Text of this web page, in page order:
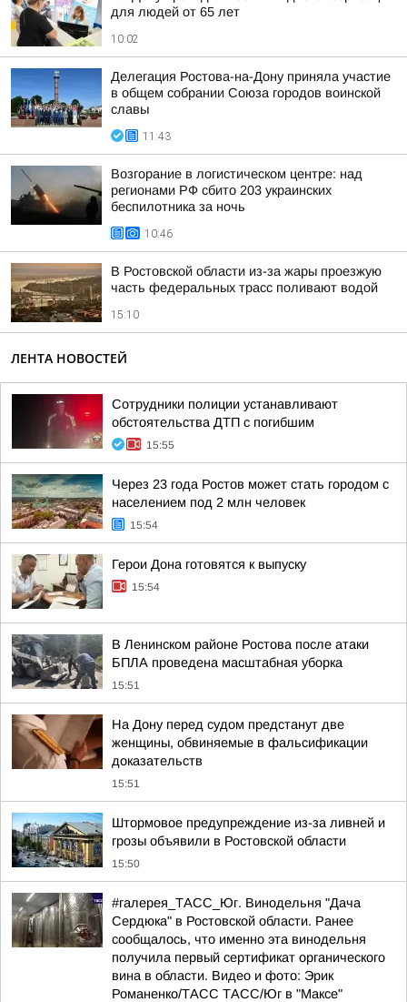
для людей от 65 лет
10:02
Делегация Ростова-на-Дону приняла участие
в общем собрании Союза городов воинской
славы
11:43
Возгорание в логистическом центре: над
регионами РФ сбито 203 украинских
беспилотника за ночь
10:46
В Ростовской области из-за жары проезжую
часть федеральных трасс поливают водой
15:10
ЛЕНТА НОВОСТЕЙ
Сотрудники полиции устанавливают
обстоятельства ДТП с погибшим
15:55
Через 23 года Ростов может стать городом с
населением под 2 млн человек
15:54
Герои Дона готовятся к выпуску
15:54
В Ленинском районе Ростова после атаки
БПЛА проведена масштабная уборка
15:51
На Дону перед судом предстанут две
женщины, обвиняемые в фальсификации
доказательств
15:51
Штормовое предупреждение из-за ливней и
грозы объявили в Ростовской области
15:50
#галерея_ТАСС_Юг. Винодельня "Дача
Сердюка" в Ростовской области. Ранее
сообщалось, что именно эта винодельня
получила первый сертификат органического
вина в области. Видео и фото: Эрик
Романенко/ТАСС ТАСС/Юг в "Максе"